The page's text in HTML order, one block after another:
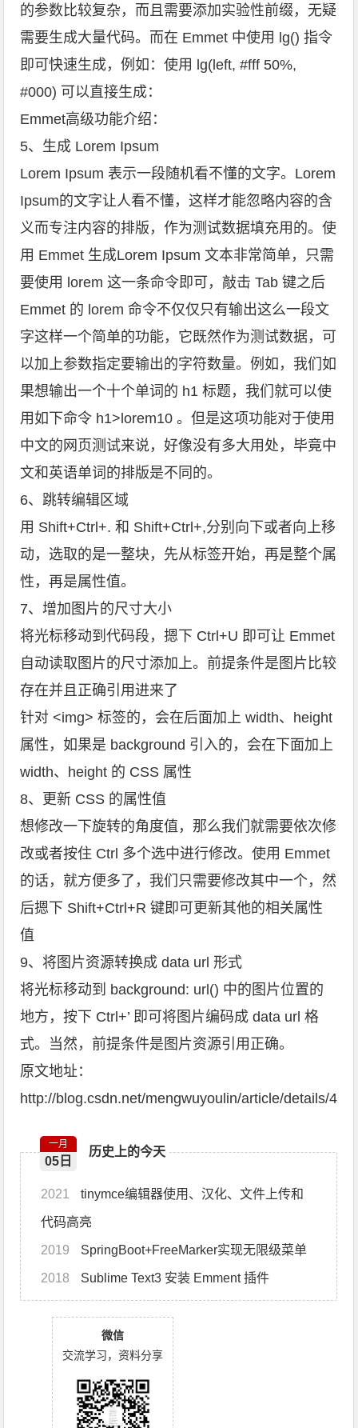
的参数比较复杂，而且需要添加实验性前缀，无疑
需要生成大量代码。而在 Emmet 中使用 lg() 指令
即可快速生成，例如：使用 lg(left, #fff 50%,
#000) 可以直接生成：
Emmet高级功能介绍：
5、生成 Lorem Ipsum
Lorem Ipsum 表示一段随机看不懂的文字。Lorem
Ipsum的文字让人看不懂，这样才能忽略内容的含
义而专注内容的排版，作为测试数据填充用的。使
用 Emmet 生成Lorem Ipsum 文本非常简单，只需
要使用 lorem 这一条命令即可，敲击 Tab 键之后
Emmet 的 lorem 命令不仅仅只有输出这么一段文
字这样一个简单的功能，它既然作为测试数据，可
以加上参数指定要输出的字符数量。例如，我们如
果想输出一个十个单词的 h1 标题，我们就可以使
用如下命令 h1>lorem10 。但是这项功能对于使用
中文的网页测试来说，好像没有多大用处，毕竟中
文和英语单词的排版是不同的。
6、跳转编辑区域
用 Shift+Ctrl+. 和 Shift+Ctrl+,分别向下或者向上移
动，选取的是一整块，先从标签开始，再是整个属
性，再是属性值。
7、增加图片的尺寸大小
将光标移动到代码段，摁下 Ctrl+U 即可让 Emmet
自动读取图片的尺寸添加上。前提条件是图片比较
存在并且正确引用进来了
针对 <img> 标签的，会在后面加上 width、height
属性，如果是 background 引入的，会在下面加上
width、height 的 CSS 属性
8、更新 CSS 的属性值
想修改一下旋转的角度值，那么我们就需要依次修
改或者按住 Ctrl 多个选中进行修改。使用 Emmet
的话，就方便多了，我们只需要修改其中一个，然
后摁下 Shift+Ctrl+R 键即可更新其他的相关属性
值
9、将图片资源转换成 data url 形式
将光标移动到 background: url() 中的图片位置的
地方，按下 Ctrl+’ 即可将图片编码成 data url 格
式。当然，前提条件是图片资源引用正确。
原文地址：
http://blog.csdn.net/mengwuyoulin/article/details/
历史上的今天
一月
05日
2021 tinymce编辑器使用、汉化、文件上传和
代码高亮
2019 SpringBoot+FreeMarker实现无限级菜单
2018 Sublime Text3 安装 Emment 插件
微信
交流学习，资料分享